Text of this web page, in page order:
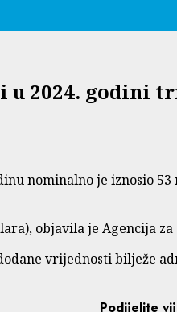
u 2024. godini
nominalno je iznosio
objavila je Agencija
vrijednosti bilježe
Podijelite